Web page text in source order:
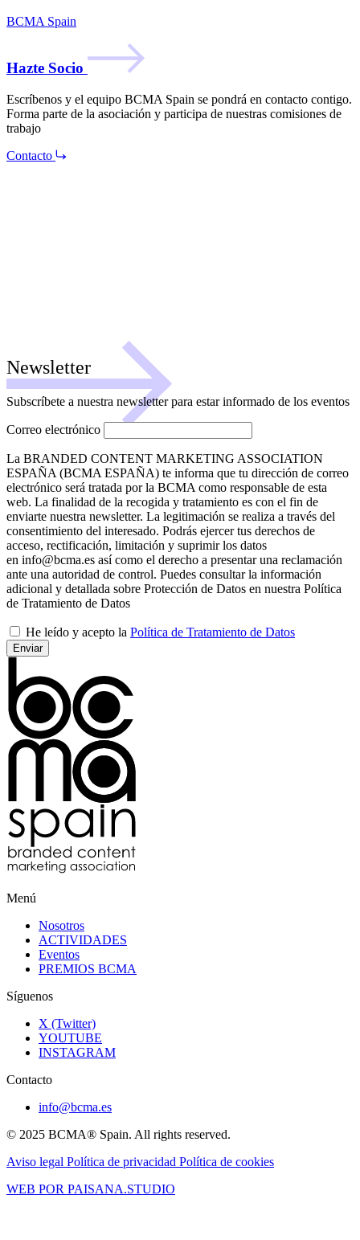
BCMA Spain
Hazte Socio
Escríbenos y el equipo BCMA Spain se pondrá en contacto contigo.
Forma parte de la asociación y participa de nuestras comisiones de
trabajo
Contacto
Newsletter
Subscríbete a nuestra newsletter para estar informado de los eventos
Correo electrónico
La BRANDED CONTENT MARKETING ASSOCIATION
ESPAÑA (BCMA ESPAÑA) te informa que tu dirección de correo
electrónico será tratada por la BCMA como responsable de esta
web. La finalidad de la recogida y tratamiento es con el fin de
enviarte nuestra newsletter. La legitimación se realiza a través del
consentimiento del interesado. Podrás ejercer tus derechos de
acceso, rectificación, limitación y suprimir los datos
en info@bcma.es así como el derecho a presentar una reclamación
ante una autoridad de control. Puedes consultar la información
adicional y detallada sobre Protección de Datos en nuestra Política
de Tratamiento de Datos
He leído y acepto la Política de Tratamiento de Datos
Menú
Nosotros
ACTIVIDADES
Eventos
PREMIOS BCMA
Síguenos
X (Twitter)
YOUTUBE
INSTAGRAM
Contacto
info@bcma.es
© 2025 BCMA® Spain. All rights reserved.
Aviso legal Política de privacidad Política de cookies
WEB POR PAISANA.STUDIO